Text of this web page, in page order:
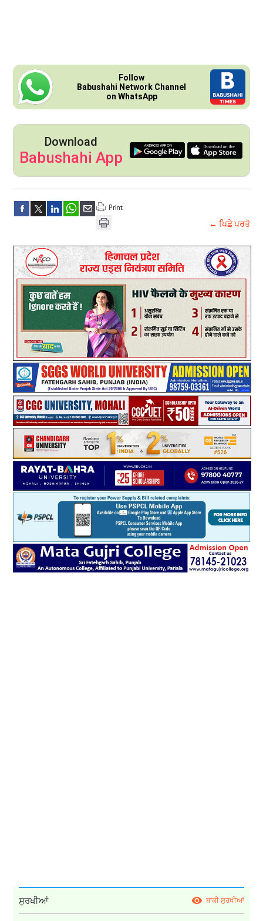
Follow
Babushahi Network Channel
on WhatsApp
Download
Babushahi App
← ਪਿਛੇ ਪਰਤੋ
ਸੁਰਖੀਆਂ ਬਾਕੀ ਸੁਰਖੀਆਂ